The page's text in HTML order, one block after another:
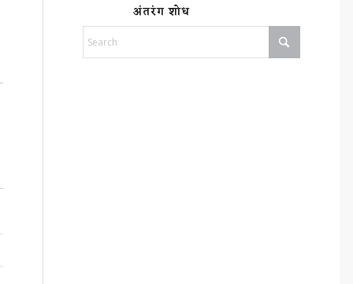
अंतरंग शोध